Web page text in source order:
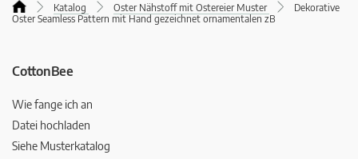
Katalog Oster Nähstoff mit Ostereier Muster
Dekorative
Oster Seamless Pattern mit Hand gezeichnet ornamentalen zB
CottonBee
Wie fange ich an
Datei hochladen
Siehe Musterkatalog